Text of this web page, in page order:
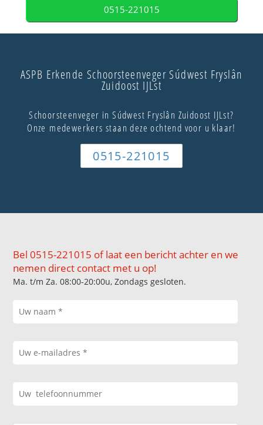
0515-221015
ASPB Erkende Schoorsteenveger Súdwest Fryslân
Zuidoost IJLst
Schoorsteenveger in Súdwest Fryslân Zuidoost IJLst?
Onze medewerkers staan deze ochtend voor u klaar!
0515-221015
Bel 0515-221015 of laat een bericht achter en we
nemen direct contact met u op!
Ma. t/m Za. 08:00-20:00u, Zondags gesloten.